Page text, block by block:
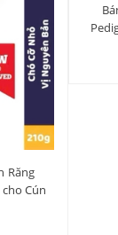
Răng
Cún
Truyền
nhỏ